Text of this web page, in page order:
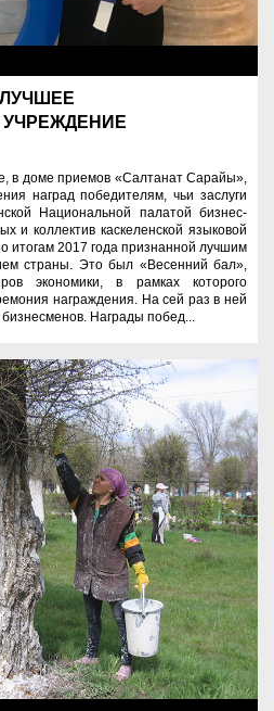
ЛУЧШЕЕ
в доме приемов «Салтанат Сарайы»,
наград победителям, чьи заслуги
Национальной палатой бизнес-
и коллектив каскеленской языковой
итогам 2017 года признанной лучшим
страны. Это был «Весенний бал»,
экономики, в рамках которого
награждения. На сей раз в ней
Награды побед...